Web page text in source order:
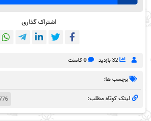
اشتراک گذاری
32 بازدید 0 کامنت
برچسب ها:
لینک کوتاه مطلب: